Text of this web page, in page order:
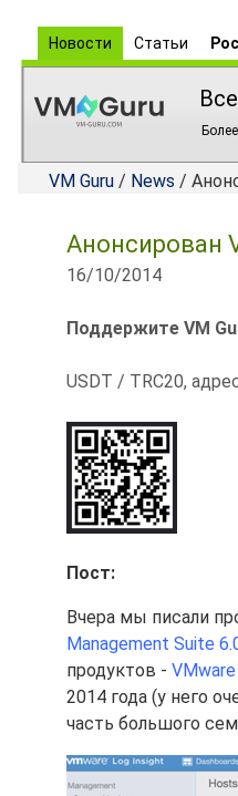
Новости Статьи
Более
VM Guru / News /
Анонсирован
16/10/2014
Поддержите VM
USDT / TRC20,
Пост:
Вчера мы писали
Management Suite
продуктов -
2014 года (у него
часть большого